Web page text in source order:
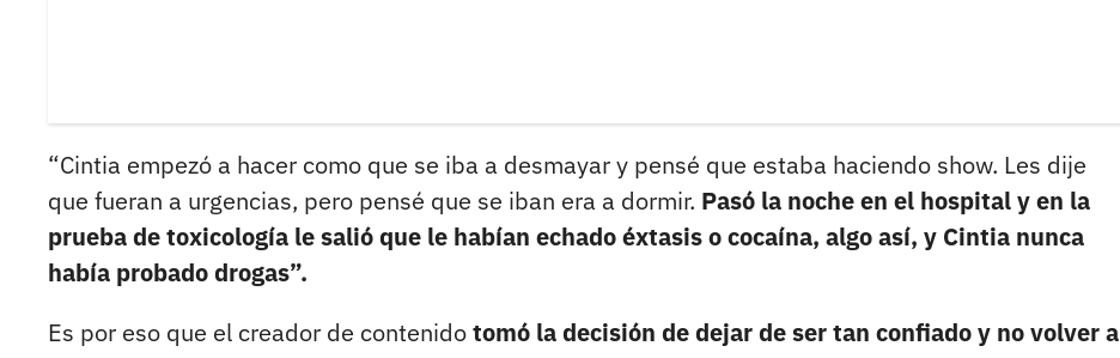
“Cintia empezó a hacer como que se iba a desmayar y pensé que estaba haciendo show. Les dije
que fueran a urgencias, pero pensé que se iban era a dormir. Pasó la noche en el hospital y en la
prueba de toxicología le salió que le habían echado éxtasis o cocaína, algo así, y Cintia nunca
había probado drogas”.
Es por eso que el creador de contenidotomó la decisión de dejar de ser tan confiado y no volver a